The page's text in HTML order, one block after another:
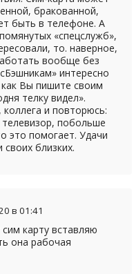
бракованной,
быть в телефоне. А
«спецслужб»,
то. наверное,
вообще без
интересно
Вы пишите своим
телку видел».
и повторюсь:
побольше
это помогает. Удачи
близких.
в 01:41
карту вставляю
она рабочая